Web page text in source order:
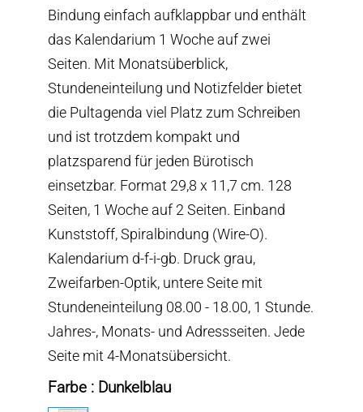
Bindung einfach aufklappbar und enthält
das Kalendarium 1 Woche auf zwei
Seiten. Mit Monatsüberblick,
Stundeneinteilung und Notizfelder bietet
die Pultagenda viel Platz zum Schreiben
und ist trotzdem kompakt und
platzsparend für jeden Bürotisch
einsetzbar. Format 29,8 x 11,7 cm. 128
Seiten, 1 Woche auf 2 Seiten. Einband
Kunststoff, Spiralbindung (Wire-O).
Kalendarium d-f-i-gb. Druck grau,
Zweifarben-Optik, untere Seite mit
Stundeneinteilung 08.00 - 18.00, 1 Stunde.
Jahres-, Monats- und Adressseiten. Jede
Seite mit 4-Monatsübersicht.
Farbe : Dunkelblau